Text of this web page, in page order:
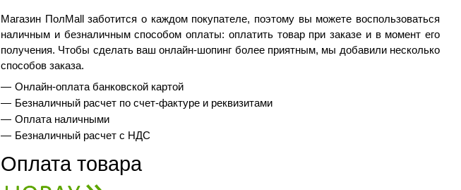
Магазин ПолMall
заботится о каждом покупателе, поэтому вы можете воспользоваться
наличным и безналичным способом оплаты: оплатить товар при заказе и в момент его
получения. Чтобы сделать ваш онлайн-шопинг более приятным, мы добавили несколько
способов заказа.
Онлайн-оплата банковской картой
Безналичный расчет по счет-фактуре и реквизитами
Оплата наличными
Безналичный расчет с НДС
Оплата товара